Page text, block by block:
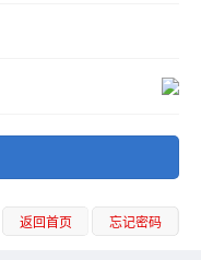
返回首页 忘记密码